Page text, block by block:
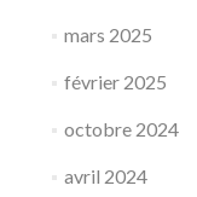
mars 2025
février 2025
octobre 2024
avril 2024